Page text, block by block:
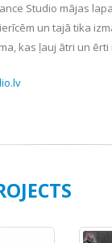
Studio mājas
un tajā tika
kas ļauj ātri un